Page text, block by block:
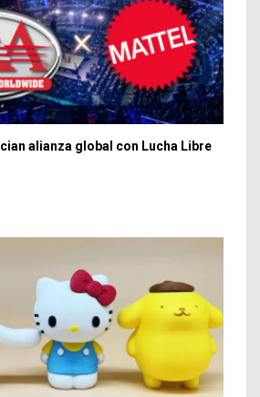
alianza global con Lucha Libre